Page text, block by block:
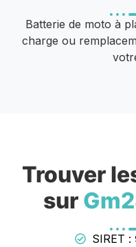
Batterie de moto à
charge ou
Trouver
sur
SIRET :